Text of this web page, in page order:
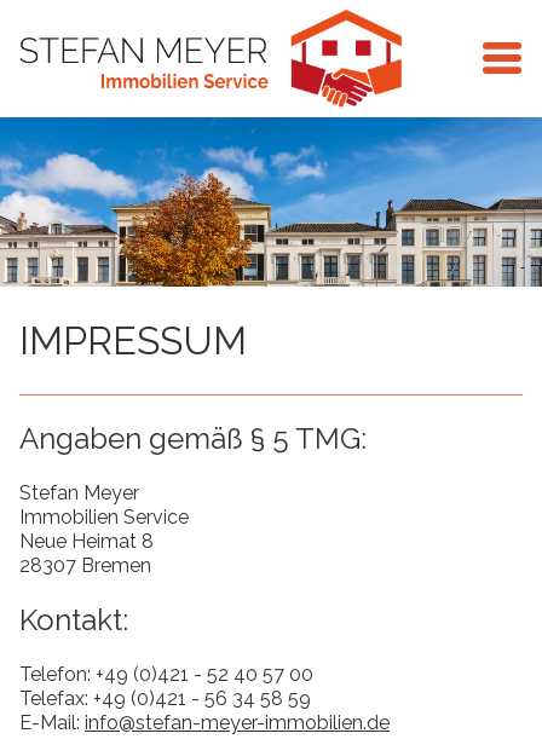
IMPRESSUM
Angaben gemäß § 5 TMG:
Stefan Meyer
Immobilien Service
Neue Heimat 8
28307 Bremen
Kontakt:
Telefon: +49 (0)421 - 52 40 57 00
Telefax: +49 (0)421 - 56 34 58 59
E-Mail: info@stefan-meyer-immobilien.de